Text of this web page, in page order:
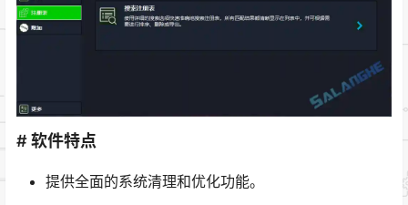
# 软件特点
提供全面的系统清理和优化功能。